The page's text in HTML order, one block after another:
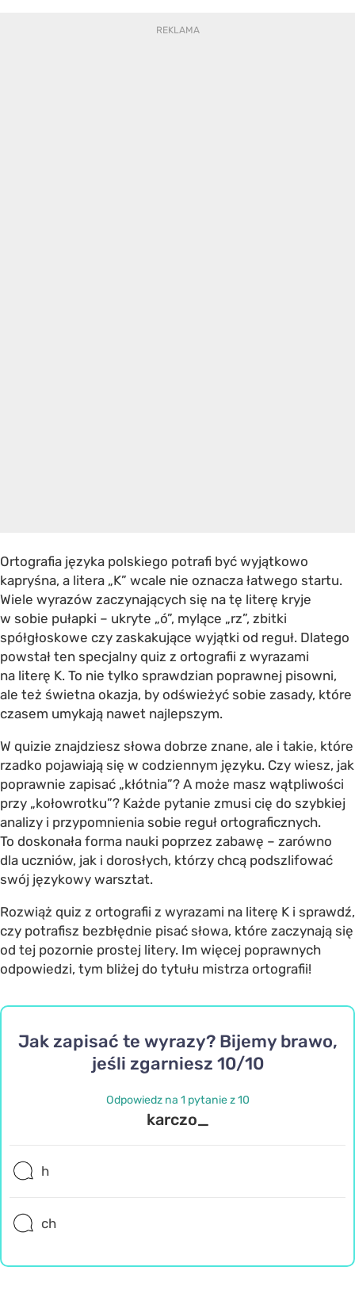
Ortografia języka polskiego potrafi być wyjątkowo
kapryśna, a litera „K” wcale nie oznacza łatwego startu.
Wiele wyrazów zaczynających się na tę literę kryje
w sobie pułapki – ukryte „ó”, mylące „rz”, zbitki
spółgłoskowe czy zaskakujące wyjątki od reguł. Dlatego
powstał ten specjalny quiz z ortografii z wyrazami
na literę K. To nie tylko sprawdzian poprawnej pisowni,
ale też świetna okazja, by odświeżyć sobie zasady, które
czasem umykają nawet najlepszym.
W quizie znajdziesz słowa dobrze znane, ale i takie, które
rzadko pojawiają się w codziennym języku. Czy wiesz, jak
poprawnie zapisać „kłótnia”? A może masz wątpliwości
przy „kołowrotku”? Każde pytanie zmusi cię do szybkiej
analizy i przypomnienia sobie reguł ortograficznych.
To doskonała forma nauki poprzez zabawę – zarówno
dla uczniów, jak i dorosłych, którzy chcą podszlifować
swój językowy warsztat.
Rozwiąż quiz z ortografii z wyrazami na literę K i sprawdź,
czy potrafisz bezbłędnie pisać słowa, które zaczynają się
od tej pozornie prostej litery. Im więcej poprawnych
odpowiedzi, tym bliżej do tytułu mistrza ortografii!
Jak zapisać te wyrazy? Bijemy brawo,
jeśli zgarniesz 10/10
Odpowiedz na 1 pytanie z 10
karczo_
h
ch